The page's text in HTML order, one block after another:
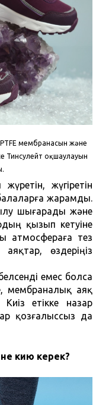
мембранасын және
Тинсулейт оқшаулауын
жүгіретін
жарамды.
шығарады және
қызып кетуіне
атмосфераға тез
өздеріңіз
емес болса
мембраналық аяқ
етікке назар
қозғалыссыз да
кию керек?